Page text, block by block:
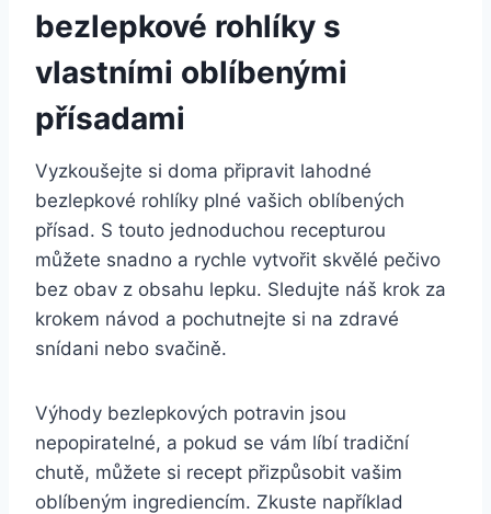
bezlepkové rohlíky s
vlastními oblíbenými
přísadami
Vyzkoušejte si doma připravit lahodné
bezlepkové rohlíky plné vašich oblíbených
přísad. S touto jednoduchou recepturou
můžete snadno a rychle vytvořit skvělé pečivo
bez obav z obsahu lepku. Sledujte náš krok za
krokem návod a pochutnejte si na zdravé
snídani nebo svačině.
Výhody bezlepkových potravin jsou
nepopiratelné, a pokud se vám líbí tradiční
chutě, můžete si recept přizpůsobit vašim
oblíbeným ingrediencím. Zkuste například